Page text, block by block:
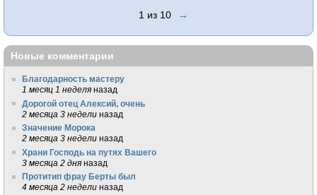
1 из 10 →
Новые комментарии
Благодарность мастеру
1 месяц 1 неделя назад
Дорогой отец Алексий, очень
2 месяца 3 недели назад
Значение Морока
2 месяца 3 недели назад
Храни Господь на путях Вашего
3 месяца 2 дня назад
Протитип фрау Берты был
4 месяца 2 недели назад